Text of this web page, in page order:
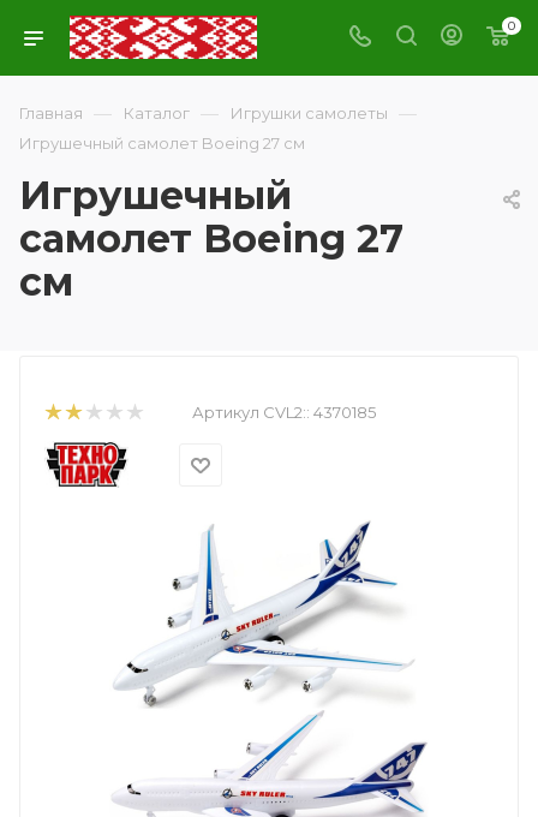
0
Главная — Каталог — Игрушки самолеты —
Игрушечный самолет Boeing 27 см
Игрушечный
самолет Boeing 27
см
Артикул CVL2:: 4370185